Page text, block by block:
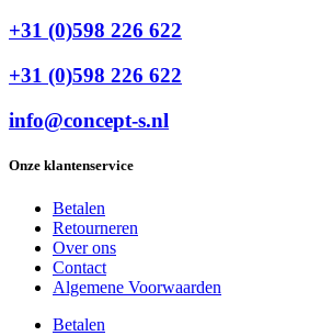
+31 (0)598 226 622
+31 (0)598 226 622
info@concept-s.nl
Onze klantenservice
Betalen
Retourneren
Over ons
Contact
Algemene Voorwaarden
Betalen